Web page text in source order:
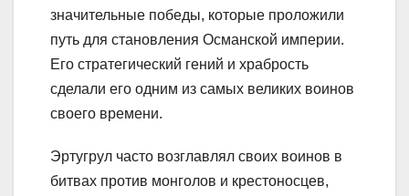
значительные победы, которые проложили
путь для становления Османской империи.
Его стратегический гений и храбрость
сделали его одним из самых великих воинов
своего времени.
Эртугрул часто возглавлял своих воинов в
битвах против монголов и крестоносцев,